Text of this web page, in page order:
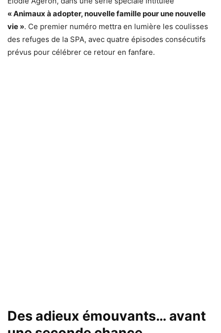
« Animaux à adopter, nouvelle famille pour une nouvelle
vie ». Ce premier numéro mettra en lumière les coulisses
des refuges de la SPA, avec quatre épisodes consécutifs
prévus pour célébrer ce retour en fanfare.
Des adieux émouvants… avant